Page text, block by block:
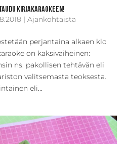
kirjakaraokeen!
|Ajankohtaista
perjantaina alkaen klo
on kaksivaiheinen:
ns. pakollisen tehtävän eli
valitsemasta teoksesta.
eli...